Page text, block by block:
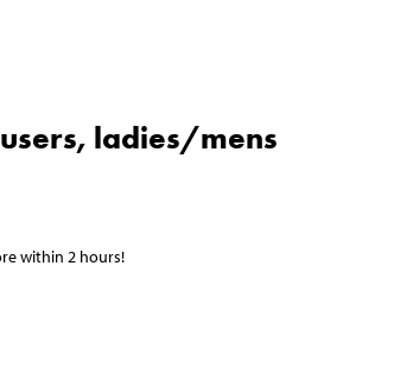
ladies/mens
within 2 hours!